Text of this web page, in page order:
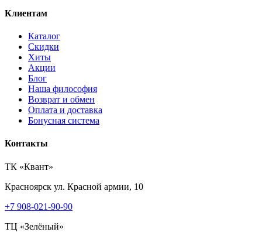
Клиентам
Каталог
Скидки
Хиты
Акции
Блог
Наша философия
Возврат и обмен
Оплата и доставка
Бонусная система
Контакты
ТК «Квант»
Красноярск ул. Красной армии, 10
+7 908-021-90-90
ТЦ «Зелёный»